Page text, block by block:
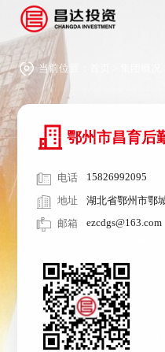
当前位置：
鄂州市昌育后
电话 15826992095
地址 湖北省鄂州市鄂
邮箱 ezcdgs@163.com